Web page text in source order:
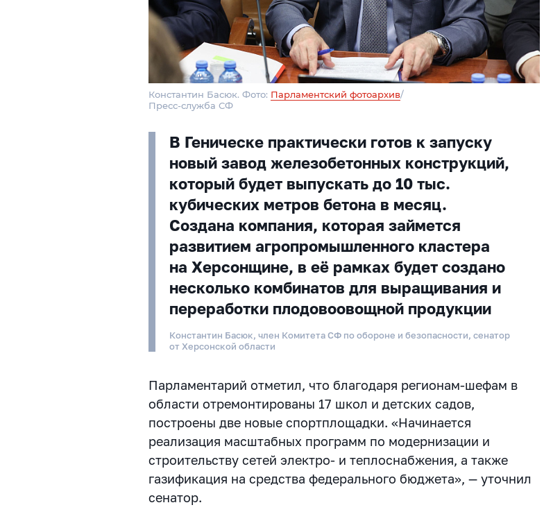
Константин Басюк. Фото: Парламентский фотоархив/
Пресс-служба СФ
В Геническе практически готов к запуску
новый завод железобетонных конструкций,
который будет выпускать до 10 тыс.
кубических метров бетона в месяц.
Создана компания, которая займется
развитием агропромышленного кластера
на Херсонщине, в её рамках будет создано
несколько комбинатов для выращивания и
переработки плодовоовощной продукции
Константин Басюк, член Комитета СФ по обороне и безопасности, сенатор
от Херсонской области
Парламентарий отметил, что благодаря регионам-шефам в
области отремонтированы 17 школ и детских садов,
построены две новые спортплощадки. «Начинается
реализация масштабных программ по модернизации и
строительству сетей электро- и теплоснабжения, а также
газификация на средства федерального бюджета», — уточнил
сенатор.